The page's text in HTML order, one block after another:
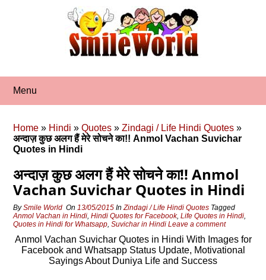
Menu
Home » Hindi »Quotes »Zindagi / Life Hindi Quotes »
अन्दाज़ कुछ अलग हैं मेरे सोचने का!! Anmol Vachan Suvichar
Quotes in Hindi
अन्दाज़ कुछ अलग हैं मेरे सोचने का!! Anmol
Vachan Suvichar Quotes in Hindi
BySmile World On13/05/2015 InZindagi / Life Hindi Quotes Tagged
Anmol Vachan in Hindi,Hindi Quotes for Facebook,Life Quotes in Hindi,
Quotes in Hindi for Whatsapp,Suvichar in Hindi Leave a comment
Anmol Vachan Suvichar Quotes in Hindi With Images for
Facebook and Whatsapp Status Update, Motivational
Sayings About Duniya Life and Success